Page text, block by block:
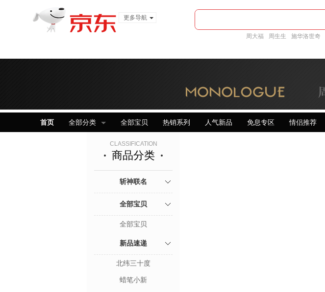
更多导航
周大福 周生生 施华洛世奇
首页 全部分类 全部宝贝 热销系列 人气新品 免息专区 情侣推荐
CLASSIFICATION
商品分类
斩神联名
全部宝贝
全部宝贝
新品速递
北纬三十度
蜡笔小新